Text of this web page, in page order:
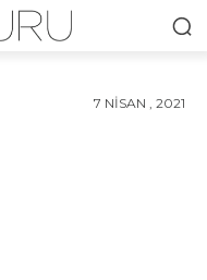
7 NISAN , 2021